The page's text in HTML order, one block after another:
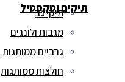
תיקים וטקסטיל
תיקי גב
מגבות ולונגים
גרביים ממותגות
חולצות ממותגות